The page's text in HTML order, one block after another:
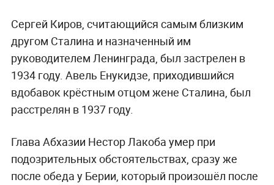
Сергей Киров, считающийся самым близким
другом Сталина и назначенный им
руководителем Ленинграда, был застрелен в
1934 году. Авель Енукидзе, приходившийся
вдобавок крёстным отцом жене Сталина, был
расстрелян в 1937 году.
Глава Абхазии Нестор Лакоба умер при
подозрительных обстоятельствах, сразу же
после обеда у Берии, который произошёл после